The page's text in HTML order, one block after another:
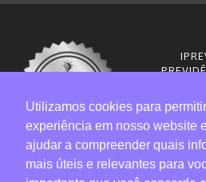
Rua
291 –
Central
Utilizamos cookies para
experiência em nosso website
ajudar a compreender quais
mais úteis e relevantes para